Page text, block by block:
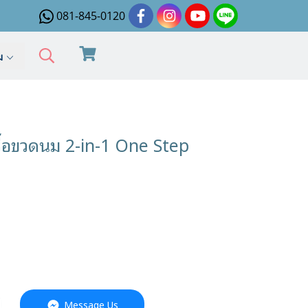
081-845-0120
อขวดนม 2-in-1 One Step
Message Us